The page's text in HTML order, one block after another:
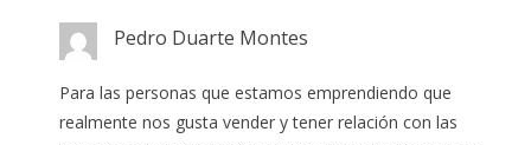
Pedro Duarte Montes
Para las personas que estamos emprendiendo que
realmente nos gusta vender y tener relación con las